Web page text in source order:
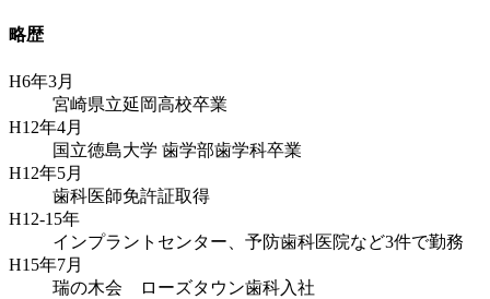
略歴
H6年3月
宮崎県立延岡高校卒業
H12年4月
国立徳島大学 歯学部歯学科卒業
H12年5月
歯科医師免許証取得
H12-15年
インプラントセンター、予防歯科医院など3件で勤務
H15年7月
瑞の木会 ローズタウン歯科入社